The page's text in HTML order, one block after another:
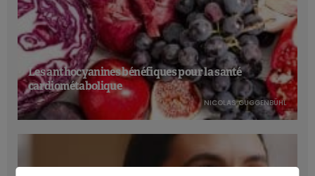
Les anthocyanines bénéfiques pour la santé
cardiométabolique
NICOLAS GUGGENBÜHL